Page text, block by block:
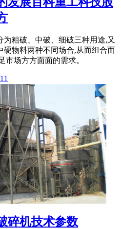
为粗破、中破、细破三种用途,又
硬物料两种不同场合,从而组合而
市场方方面面的需求。
碎机技术参数